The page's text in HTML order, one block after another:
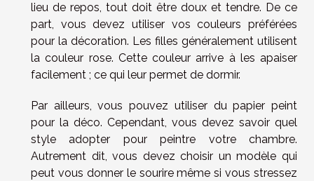
lieu de repos, tout doit être doux et tendre. De ce
part, vous devez utiliser vos couleurs préférées
pour la décoration. Les filles généralement utilisent
la couleur rose. Cette couleur arrive à les apaiser
facilement ; ce qui leur permet de dormir.
Par ailleurs, vous pouvez utiliser du papier peint
pour la déco. Cependant, vous devez savoir quel
style adopter pour peintre votre chambre.
Autrement dit, vous devez choisir un modèle qui
peut vous donner le sourire même si vous stressez